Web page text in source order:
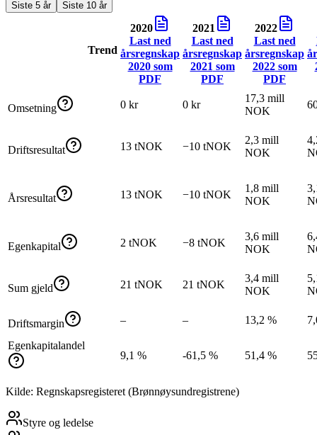
Siste 5 år
Siste 10 år
Trend
2020
Last ned
årsregnskap
2020som
PDF
2021
Last ned
årsregnskap
2021 som
PDF
2022
Last ned
årsregnskap
2022som
PDF
Omsetning 0 kr 0 kr
17,3 mill
NOK
Driftsresultat 13 tNOK −10 tNOK
2,3 mill
NOK
Årsresultat 13 tNOK −10 tNOK
1,8 mill
NOK
Egenkapital 2 tNOK −8 tNOK
3,6 mill
NOK
Sum gjeld 21 tNOK 21 tNOK
3,4 mill
NOK
Driftsmargin – – 13,2 %
Egenkapitalandel
9,1 %
-61,5 % 51,4 %
Kilde: Regnskapsregisteret (Brønnøysundregistrene)
Styre og ledelse